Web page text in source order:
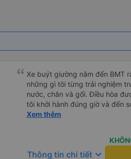
Xe buýt giường nằm đến BMT
những gì tôi từng trải nghiệm
nước, chăn và gối. Điều hòa
tôi khởi hành đúng giờ và đến
xế rất tuyệt so với những tài xế
cảm giác lái xe an toàn nên
qua Vexere và có vị trí xe
phải tìm kiếm xung quanh bến
Xem thêm
Thông tin chi tiết keyboard_arrow_down